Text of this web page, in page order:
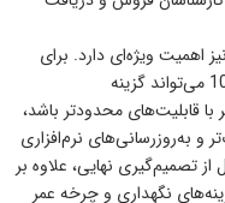
ویژه‌ای دارد. برای
مثال، یک سوئیچ Nexus 9300 با 48 پورت 10G می‌تواند گزینه
قابلیت‌های محدودتر باشد،
و به‌روزرسانی‌های نرم‌افزاری
از تصمیم‌گیری نهایی، علاوه بر
نگهداری و چرخه عمر